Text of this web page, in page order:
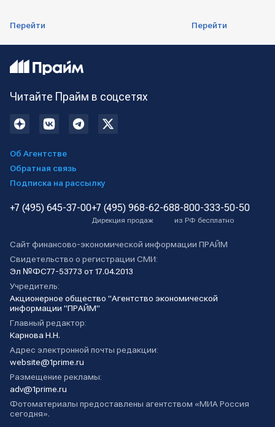
Перейти Перейти
Читайте Прайм в соцсетях
Об Агентстве
Обратная связь
Подписка на рассылку
+7 (495) 645-37-00+7 (495) 968-62-68
Дирекция продаж
8-800-333-50-50
из РФ бесплатно
Сайт финансово-экономической информации ПРАЙМ
Свидетельство о регистрации СМИ:
Эл №ФС77-53773 от 17.04.2013
Учредитель:
Акционерное общество "Агентство экономической
информации "ПРАЙМ"
Главный редактор:
Карнова Н.Н.
Адрес электронной почты редакции:
website@1prime.ru
Размещение рекламы:
adv@1prime.ru
Фотоматериалы предоставлены агентством «МИА Россия
сегодня».